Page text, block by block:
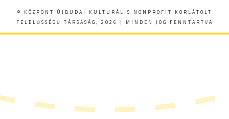
© KÖZPONT ÚJBUDAI KULTURÁLIS NONPROFIT KORLÁTOLT
FELELŐSSÉGŰ TÁRSASÁG, 2026 | MINDEN JOG FENNTARTVA